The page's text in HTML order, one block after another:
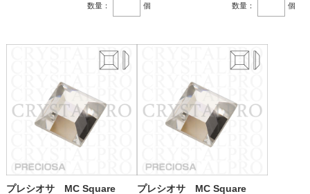
数量： 個 数量： 個
プレシオサ MC Square プレシオサ MC Square